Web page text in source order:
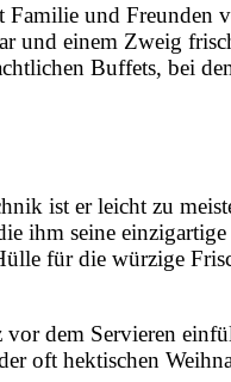
Familie und Freunden
und einem Zweig
Buffets, bei
ist er leicht zu
ihm seine
für die würzige
dem Servieren
oft hektischen